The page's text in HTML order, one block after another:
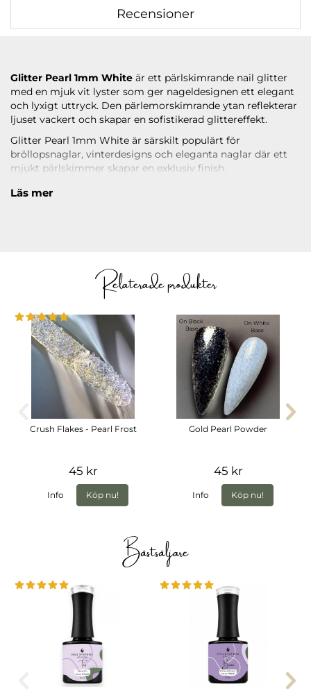
Recensioner
Glitter Pearl 1mm White är ett pärlskimrande nail glitter
med en mjuk vit lyster som ger nageldesignen ett elegant
och lyxigt uttryck. Den pärlemorskimrande ytan reflekterar
ljuset vackert och skapar en sofistikerad glittereffekt.
Glitter Pearl 1mm White är särskilt populärt för
bröllopsnaglar, vinterdesigns och eleganta naglar där ett
mjukt pärlskimmer skapar en exklusiv finish.
Läs under
Läs mer
Relaterade produkter
Crush Flakes - Pearl Frost
45 kr
Info Köp nu!
Gold Pearl Powder
45 kr
Info Köp nu!
Bästsäljare